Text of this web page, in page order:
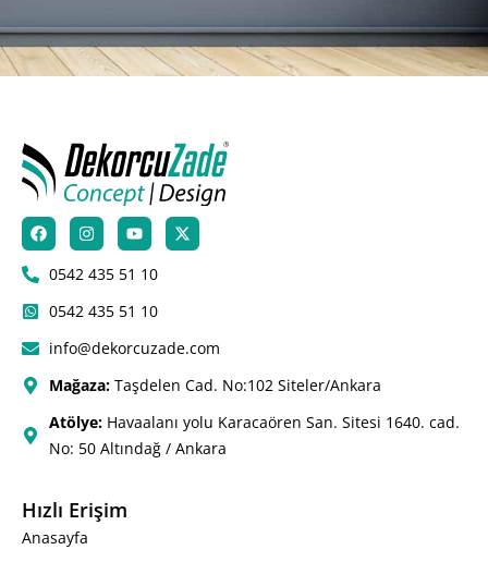
0542 435 51 10
0542 435 51 10
info@dekorcuzade.com
Mağaza: Taşdelen Cad. No:102 Siteler/Ankara
Atölye: Havaalanı yolu Karacaören San. Sitesi 1640. cad.
No: 50 Altındağ / Ankara
Hızlı Erişim
Anasayfa